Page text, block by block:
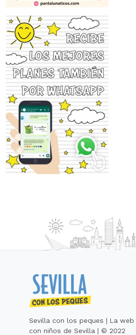
Sevilla con los peques | La
con niños de Sevilla | © 2022